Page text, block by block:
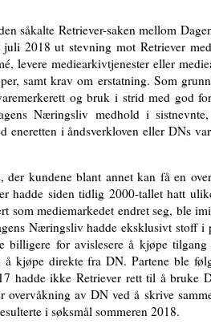
såkalte Retriever-saken mellom
2018 ut stevning mot Retriever
levere mediearkivtjenester eller
samt krav om erstatning. Som
og bruk i strid med god
Næringsliv medhold i
i åndsverkloven eller DNs
der kundene blant annet kan få en
hadde siden tidlig 2000-tallet hatt
som mediemarkedet endret seg, ble
Næringsliv hadde eksklusivt stoff i
billigere for avislesere å kjøpe
å kjøpe direkte fra DN. Partene ble
hadde ikke Retriever rett til å bruke
overvåkning av DN ved å skrive
i søksmål sommeren 2018.